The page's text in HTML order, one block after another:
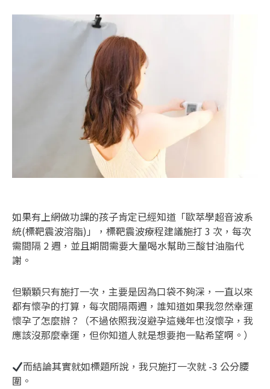
如果有上網做功課的孩子肯定已經知道「歐萃學超音波系
統(標靶震波溶脂)」，標靶震波療程建議施打 3 次，每次
需間隔 2 週，並且期間需要大量喝水幫助三酸甘油脂代
謝。
但顆顆只有施打一次，主要是因為口袋不夠深，一直以來
都有懷孕的打算，每次間隔兩週，誰知道如果我忽然幸運
懷孕了怎麼辦？（不過依照我沒避孕這幾年也沒懷孕，我
應該沒那麼幸運，但你知道人就是想要抱一點希望啊。）
而結論其實就如標題所說，我只施打一次就 -3 公分腰
圍。